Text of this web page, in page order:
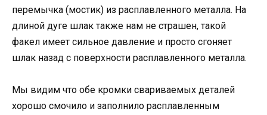
перемычка (мостик) из расплавленного металла. На
длиной дуге шлак также нам не страшен, такой
факел имеет сильное давление и просто сгоняет
шлак назад с поверхности расплавленного металла.
Мы видим что обе кромки свариваемых деталей
хорошо смочило и заполнило расплавленным